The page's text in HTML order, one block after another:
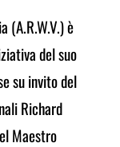
(A.R.W.V.)è
delsuo
su invitodel
Richard
Maestro